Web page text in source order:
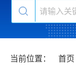
当前位置： 首页